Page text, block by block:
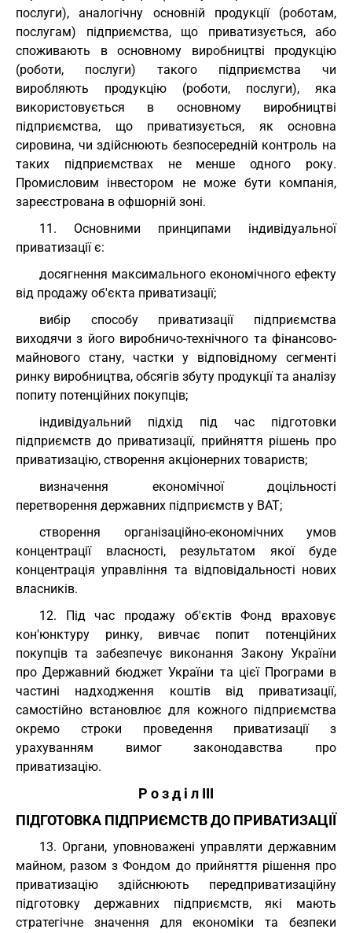
послуги), аналогічну основній продукції (роботам,
послугам) підприємства, що приватизується, або
споживають в основному виробництві продукцію
(роботи, послуги) такого підприємства чи
виробляють продукцію (роботи, послуги), яка
використовується в основному виробництві
підприємства, що приватизується, як основна
сировина, чи здійснюють безпосередній контроль на
таких підприємствах не менше одного року.
Промисловим інвестором не може бути компанія,
зареєстрована в офшорній зоні.
11. Основними принципами індивідуальної
приватизації є:
досягнення максимального економічного ефекту
від продажу об'єкта приватизації;
вибір способу приватизації підприємства
виходячи з його виробничо-технічного та фінансово-
майнового стану, частки у відповідному сегменті
ринку виробництва, обсягів збуту продукції та аналізу
попиту потенційних покупців;
індивідуальний підхід під час підготовки
підприємств до приватизації, прийняття рішень про
приватизацію, створення акціонерних товариств;
визначення економічної доцільності
перетворення державних підприємств у ВАТ;
створення організаційно-економічних умов
концентрації власності, результатом якої буде
концентрація управління та відповідальності нових
власників.
12. Під час продажу об'єктів Фонд враховує
кон'юнктуру ринку, вивчає попит потенційних
покупців та забезпечує виконання Закону України
про Державний бюджет України та цієї Програми в
частині надходження коштів від приватизації,
самостійно встановлює для кожного підприємства
окремо строки проведення приватизації з
урахуванням вимог законодавства про
приватизацію.
Р о з д і л III
ПІДГОТОВКА ПІДПРИЄМСТВ ДО ПРИВАТИЗАЦІЇ
13. Органи, уповноважені управляти державним
майном, разом з Фондом до прийняття рішення про
приватизацію здійснюють передприватизаційну
підготовку державних підприємств, які мають
стратегічне значення для економіки та безпеки